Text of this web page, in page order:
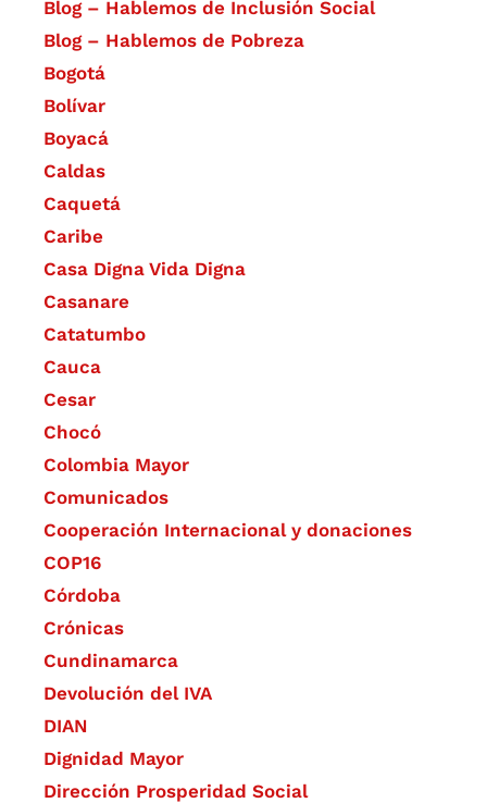
Blog – Hablemos de Inclusión Social
Blog – Hablemos de Pobreza
Bogotá
Bolívar
Boyacá
Caldas
Caquetá
Caribe
Casa Digna Vida Digna
Casanare
Catatumbo
Cauca
Cesar
Chocó
Colombia Mayor
Comunicados
Cooperación Internacional y donaciones
COP16
Córdoba
Crónicas
Cundinamarca
Devolución del IVA
DIAN
Dignidad Mayor
Dirección Prosperidad Social